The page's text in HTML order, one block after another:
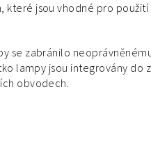
které jsou vhodné pro
se zabránilo
lampy jsou integrovány do
obvodech.